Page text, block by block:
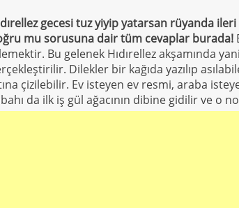
gecesi tuz yiyip yatarsan rüyanda
mu sorusuna dair tüm cevaplar burada!
Bu gelenek Hıdırellez akşamında
Dilekler bir kağıda yazılıp
çizilebilir. Ev isteyen ev resmi, araba
da ilk iş gül ağacının dibine gidilir ve o